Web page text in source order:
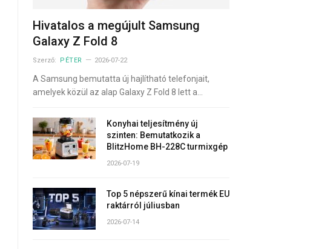
Hivatalos a megújult Samsung
Galaxy Z Fold 8
Szerző: PÉTER 2026-07-22
A Samsung bemutatta új hajlítható telefonjait,
amelyek közül az alap Galaxy Z Fold 8 lett a…
Konyhai teljesítmény új
szinten: Bemutatkozik a
BlitzHome BH-228C turmixgép
2026-07-19
Top 5 népszerű kínai termék EU
raktárról júliusban
2026-07-14